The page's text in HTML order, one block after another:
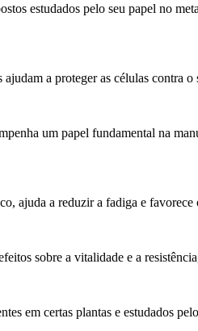
estudados pelo seu papel no
a proteger as células contra
um papel fundamental na
ajuda a reduzir a fadiga e
sobre a vitalidade e a
em certas plantas e estudados